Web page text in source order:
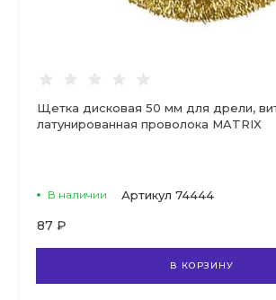
Щетка дисковая 50 мм для дрели,
латунированная проволока MATRIX
В наличии Артикул 74444
87 ₽
В КОРЗИНУ